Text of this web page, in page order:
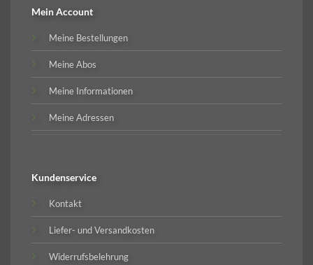
Mein Account
Meine Bestellungen
Meine Abos
Meine Informationen
Meine Adressen
Kundenservice
Kontakt
Liefer- und Versandkosten
Widerrufsbelehrung